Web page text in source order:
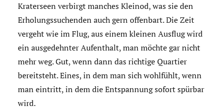
Kraterseen verbirgt manches Kleinod, was sie den
Erholungssuchenden auch gern offenbart. Die Zeit
vergeht wie im Flug, aus einem kleinen Ausflug wird
ein ausgedehnter Aufenthalt, man möchte gar nicht
mehr weg. Gut, wenn dann das richtige Quartier
bereitsteht. Eines, in dem man sich wohlfühlt, wenn
man eintritt, in dem die Entspannung sofort spürbar
wird.